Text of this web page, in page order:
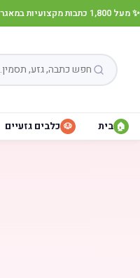
✨ מעל 1,800 כתבות מקצועיות במאגר
🏠 בית 🐶 כלבים גזעיים